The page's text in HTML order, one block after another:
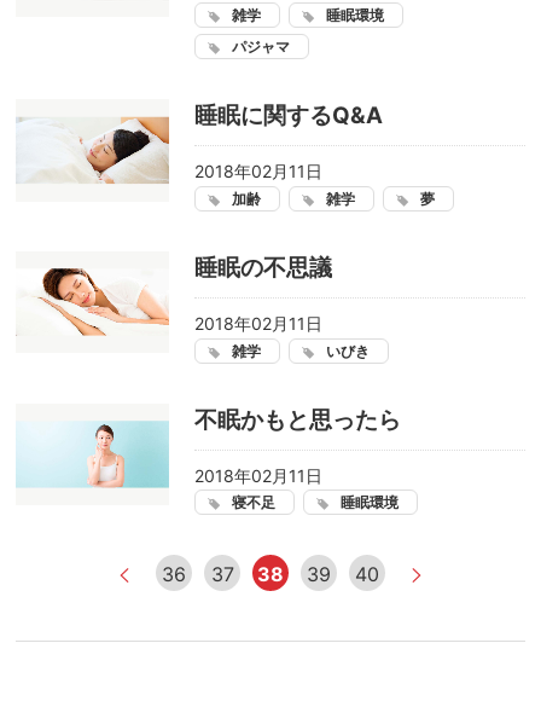
雑学
睡眠環境
パジャマ
睡眠に関するQ&A
2018年02月11日
加齢 雑学 夢
睡眠の不思議
2018年02月11日
雑学 いびき
不眠かもと思ったら
2018年02月11日
寝不足 睡眠環境
36 37 38 39 40